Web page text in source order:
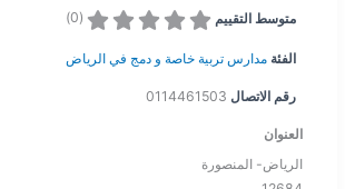
متوسط التقييم (
0
)
الفئة مدارس تربية خاصة و دمج في الرياض
رقم الاتصال 0114461503
العنوان
الرياض- المنصورة